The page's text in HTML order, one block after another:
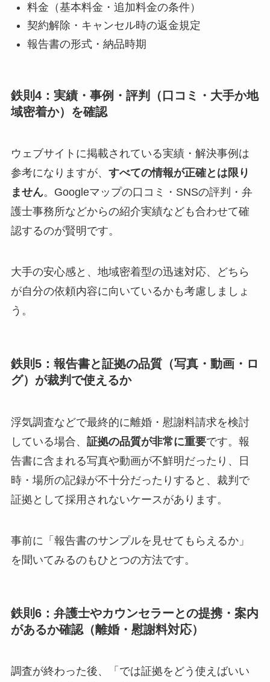
料金（基本料金・追加料金の条件）
契約解除・キャンセル時の返金規定
報告書の形式・納品時期
鉄則4：実績・事例・評判（口コミ・大手か地
域密着か）を確認
ウェブサイトに掲載されている実績・解決事例は
参考になりますが、 すべての情報が正確とは限り
ません。Googleマップの口コミ・SNSの評判・弁
護士事務所などからの紹介実績なども合わせて確
認するのが賢明です。
大手の安心感と、地域密着型の迅速対応、どちら
が自分の依頼内容に向いているかも考慮しましょ
う。
鉄則5：報告書と証拠の品質（写真・動画・ロ
グ）が裁判で使えるか
浮気調査などで最終的に離婚・慰謝料請求を検討
している場合、 証拠の品質が非常に重要です。報
告書に含まれる写真や動画が不鮮明だったり、日
時・場所の記録が不十分だったりすると、裁判で
証拠として採用されないケースがあります。
事前に「報告書のサンプルを見せてもらえるか」
を聞いてみるのもひとつの方法です。
鉄則6：弁護士やカウンセラーとの提携・案内
があるか確認（離婚・慰謝料対応）
調査が終わった後、「では証拠をどう使えばいい